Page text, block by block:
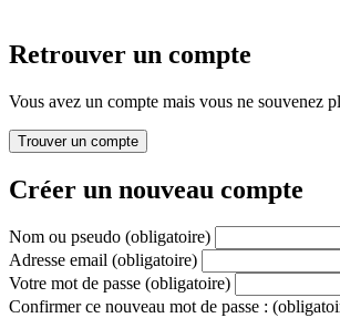
Retrouver un compte
Vous avez un compte mais vous ne souvenez
Créer un nouveau compte
Nom ou pseudo (obligatoire)
Adresse email (obligatoire)
Votre mot de passe (obligatoire)
Confirmer ce nouveau mot de passe :